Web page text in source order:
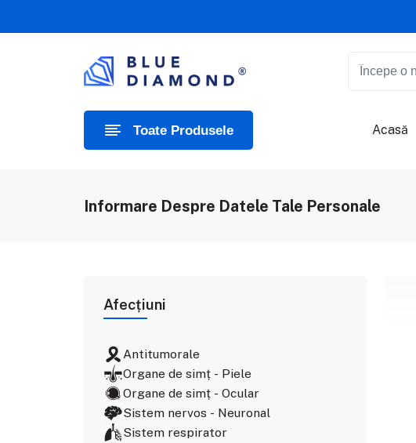
Toate Produsele Acasă
Informare Despre Datele Tale Personale
Afecțiuni
Antitumorale
Organe de simț - Piele
Organe de simț - Ocular
Sistem nervos - Neuronal
Sistem respirator